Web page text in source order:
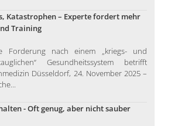
Katastrophen – Experte fordert mehr
Training
Forderung nach einem „kriegs- und
Gesundheitssystem betrifft
Düsseldorf, 24. November 2025 –
- Oft genug, aber nicht sauber